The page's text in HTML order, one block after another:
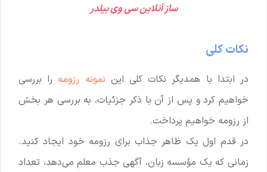
ساز آنلاین سی وی بیلدر
نکات کلی
در ابتدا با همدیگر نکات کلی این نمونه رزومه را بررسی
خواهیم کرد و پس از آن با ذکر جزئیات، به بررسی هر بخش
از رزومه خواهیم پرداخت.
در قدم اول یک ظاهر جذاب برای رزومه خود ایجاد کنید.
زمانی که یک مؤسسه زبان، آگهی جذب معلم می‌دهد، تعداد